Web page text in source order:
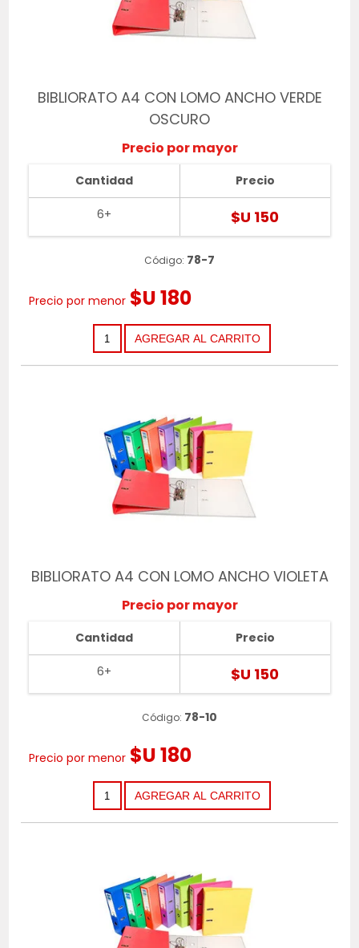
BIBLIORATO A4 CON LOMO ANCHO VERDE
OSCURO
Precio por mayor
Cantidad
6+
Precio
$U 150
Código: 78-7
Precio por menor $U 180
BIBLIORATO A4 CON LOMO ANCHO VIOLETA
Precio por mayor
Cantidad
6+
Precio
$U 150
Código: 78-10
Precio por menor $U 180